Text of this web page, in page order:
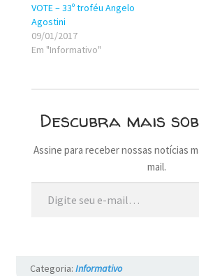
VOTE – 33º troféu Angelo
Agostini
09/01/2017
Em "Informativo"
Descubra mais
Assine para receber nossas notícias
mail.
Digite seu e-mail…
Categoria: Informativo